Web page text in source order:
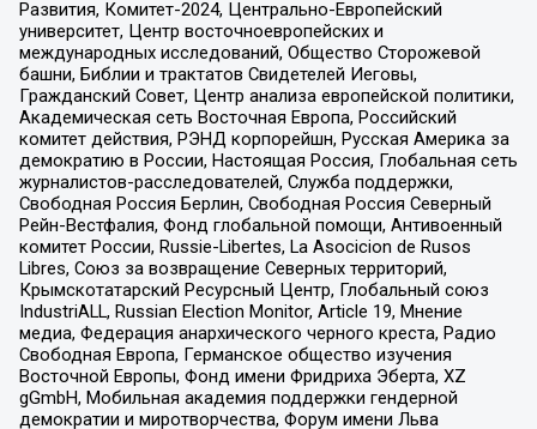
Развития, Комитет-2024, Центрально-Европейский
университет, Центр восточноевропейских и
международных исследований, Общество Сторожевой
башни, Библии и трактатов Свидетелей Иеговы,
Гражданский Совет, Центр анализа европейской политики,
Академическая сеть Восточная Европа, Российский
комитет действия, РЭНД корпорейшн, Русская Америка за
демократию в России, Настоящая Россия, Глобальная сеть
журналистов-расследователей, Служба поддержки,
Свободная Россия Берлин, Свободная Россия Северный
Рейн-Вестфалия, Фонд глобальной помощи, Антивоенный
комитет России, Russie-Libertes, La Asocicion de Rusos
Libres, Союз за возвращение Северных территорий,
Крымскотатарский Ресурсный Центр, Глобальный союз
IndustriALL, Russian Election Monitor, Article 19, Мнение
медиа, Федерация анархического черного креста, Радио
Свободная Европа, Германское общество изучения
Восточной Европы, Фонд имени Фридриха Эберта, XZ
gGmbH, Мобильная академия поддержки гендерной
демократии и миротворчества, Форум имени Льва